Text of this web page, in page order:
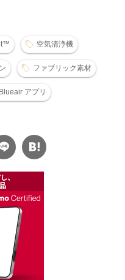
空気清浄機
ファブリック素材
Blueair アプリ